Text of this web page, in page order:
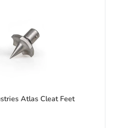
Atlas Cleat Feet